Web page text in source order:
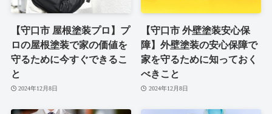
【守口市 屋根塗装プロ】プ
ロの屋根塗装で家の価値を
守るために今すぐできるこ
と
2024年12月8日
【守口市 外壁塗装安心保
障】外壁塗装の安心保障で
家を守るために知っておく
べきこと
2024年12月8日